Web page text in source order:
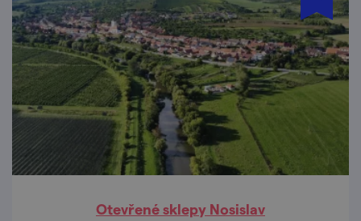
Otevřené sklepy Nosislav